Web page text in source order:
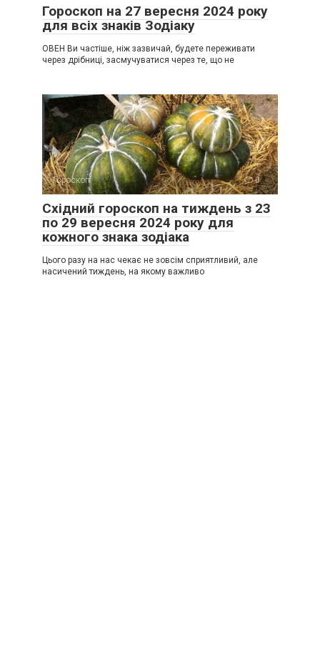
Гороскоп на 27 вересня 2024 року
для всіх знаків Зодіаку
ОВЕН Ви частіше, ніж зазвичай, будете переживати
через дрібниці, засмучуватися через те, що не
Гороскоп 0
Східний гороскоп на тиждень з 23
по 29 вересня 2024 року для
кожного знака зодіака
Цього разу на нас чекає не зовсім сприятливий, але
насичений тиждень, на якому важливо